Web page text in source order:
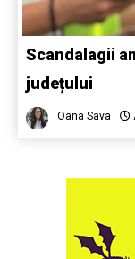
Scandalagii
județului
Oana Sava